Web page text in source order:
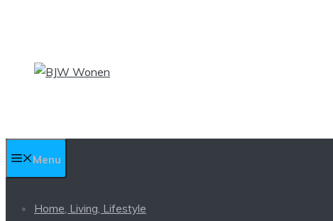
inhoud
Menu
Home, Living, Lifestyle